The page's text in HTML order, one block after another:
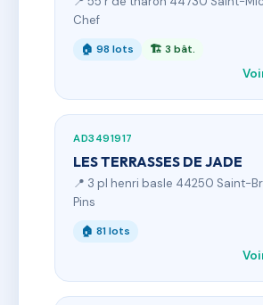
Chef
🏠 98 lots 🏗 3 bât.
AD3491917
LES TERRASSES DE JADE
📍 3 pl henri basle 44250 Saint-
Pins
🏠 81 lots